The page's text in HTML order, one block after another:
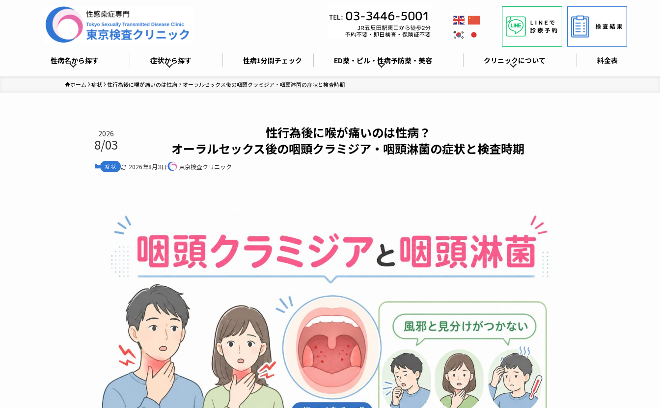
性病名から探す 症状から探す 性病1分間チェック ED薬・ピル・性病予防薬・美容 クリニックについて 料金表
ホーム 症状 性行為後に喉が痛いのは性病？オーラルセックス後の咽頭クラミジア・咽頭淋菌の症状と検査時期
性行為後に喉が痛いのは性病？
オーラルセックス後の咽頭クラミジア・咽頭淋菌の症状と検査時期
2026
8/03
症状 2026年8月3日 東京検査クリニック